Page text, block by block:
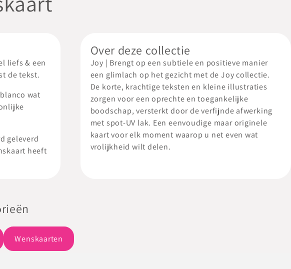
liefs & een
de tekst.
wat
geleverd
heeft
Over deze collectie
Joy | Brengt op een subtiele en positieve manier
een glimlach op het gezicht met de Joy collectie.
De korte, krachtige teksten en kleine illustraties
zorgen voor een oprechte en toegankelijke
boodschap, versterkt door de verfijnde afwerking
met spot-UV lak. Een eenvoudige maar originele
kaart voor elk moment waarop u net even wat
vrolijkheid wilt delen.
Wenskaarten